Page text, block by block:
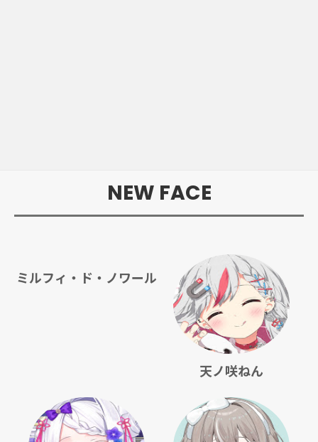
NEW FACE
ミルフィ・ド・ノワール
天ノ咲ねん